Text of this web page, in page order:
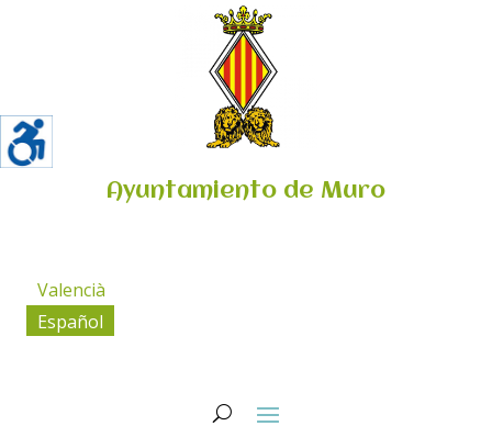
Ayuntamiento de Muro
Valencià
Español